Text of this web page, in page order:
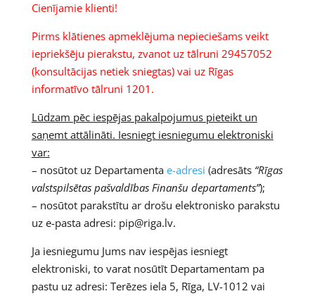
Cienījamie klienti!
Pirms klātienes apmeklējuma nepieciešams veikt
iepriekšēju pierakstu, zvanot uz tālruni 29457052
(konsultācijas netiek sniegtas) vai uz Rīgas
informatīvo tālruni 1201.
Lūdzam pēc iespējas pakalpojumus pieteikt un
saņemt attālināti. Iesniegt iesniegumu elektroniski
var:
– nosūtot uz Departamenta e-adresi (adresāts “Rīgas
valstspilsētas pašvaldības Finanšu departaments”);
– nosūtot parakstītu ar drošu elektronisko parakstu
uz e-pasta adresi: pip@riga.lv.
Ja iesniegumu Jums nav iespējas iesniegt
elektroniski, to varat nosūtīt Departamentam pa
pastu uz adresi: Terēzes iela 5, Rīga, LV-1012 vai